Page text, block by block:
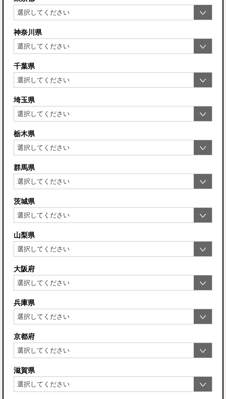
神奈川県
千葉県
埼玉県
栃木県
群馬県
茨城県
山梨県
大阪府
兵庫県
京都府
滋賀県